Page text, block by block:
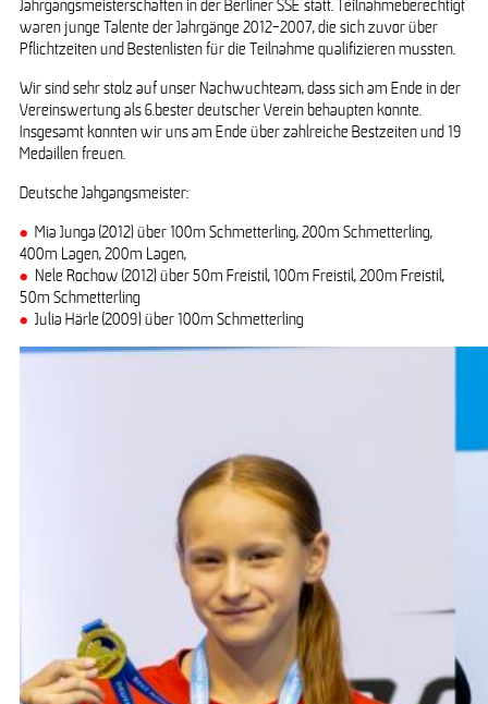
Jahrgangsmeisterschaften in der Berliner SSE statt. Teilnahmeberechtigt
waren junge Talente der Jahrgänge 2012-2007, die sich zuvor über
Pflichtzeiten und Bestenlisten für die Teilnahme qualifizieren mussten.
Wir sind sehr stolz auf unser Nachwuchteam, dass sich am Ende in der
Vereinswertung als 6.bester deutscher Verein behaupten konnte.
Insgesamt konnten wir uns am Ende über zahlreiche Bestzeiten und 19
Medaillen freuen.
Deutsche Jahgangsmeister:
Mia Junga (2012) über 100m Schmetterling, 200m Schmetterling,
400m Lagen, 200m Lagen,
Nele Rochow (2012) über 50m Freistil, 100m Freistil, 200m Freistil,
50m Schmetterling
Julia Härle (2009) über 100m Schmetterling